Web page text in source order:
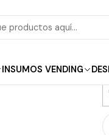
INSUMOS VENDING
Inicio Marley Coffee